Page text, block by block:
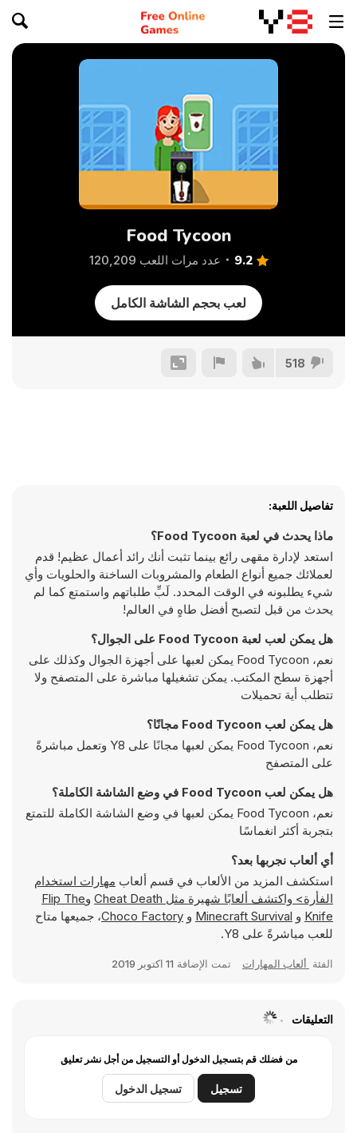
Food Tycoon
9.2 عدد مرات اللعب 120,209
لعب بحجم الشاشة الكامل
518
تفاصيل اللعبة:
ماذا يحدث في لعبة Food Tycoon؟
استعد لإدارة مقهى رائع بينما تثبت أنك رائد أعمال عظيم! قدم
لعملائك جميع أنواع الطعام والمشروبات الساخنة والحلويات وأي
شيء يطلبونه في الوقت المحدد. لَبِّ طلباتهم واستمتع كما لم
يحدث من قبل لتصبح أفضل طاهٍ في العالم!
هل يمكن لعب لعبة Food Tycoon على الجوال؟
نعم، Food Tycoon يمكن لعبها على أجهزة الجوال وكذلك على
أجهزة سطح المكتب. يمكن تشغيلها مباشرة على المتصفح ولا
تتطلب أية تحميلات
هل يمكن لعب Food Tycoon مجانًا؟
نعم، Food Tycoon يمكن لعبها مجانًا على Y8 وتعمل مباشرةً
على المتصفح
هل يمكن لعب Food Tycoon في وضع الشاشة الكاملة؟
نعم، Food Tycoon يمكن لعبها في وضع الشاشة الكاملة للتمتع
بتجربة أكثر انغماسًا
أي ألعاب نجربها بعد؟
استكشف المزيد من الألعاب في قسم ألعاب مهارات استخدام
الفأرة> واكتشف ألعابًا شهيرة مثل
Cheat Death وFlip The
Knife و Minecraft Survival و Choco Factory، جميعها متاح
للعب مباشرةً على Y8.
الفئة ألعاب المهارات تمت الإضافة 11 اكتوبر 2019
التعليقات
من فضلك قم بتسجيل الدخول أو التسجيل من أجل نشر تعليق
تسجيل تسجيل الدخول